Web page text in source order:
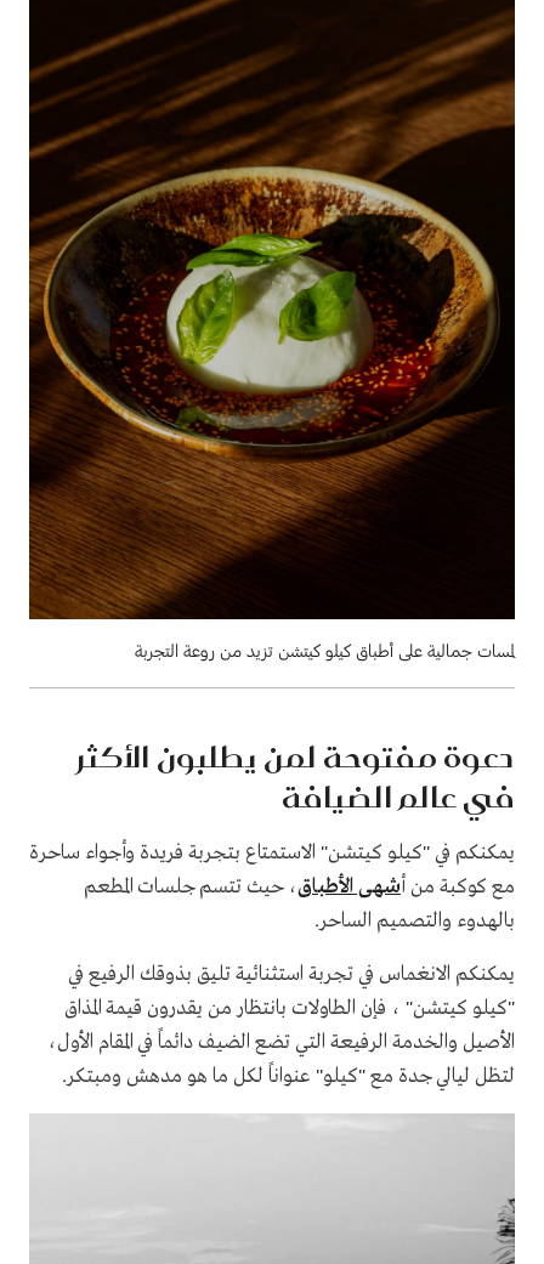
لمسات جمالية على أطباق كيلو كيتشن تزيد من روعة التجربة
دعوة مفتوحة لمن يطلبون الأكثر
في عالم الضيافة
يمكنكم في "كيلو كيتشن" الاستمتاع بتجربة فريدة وأجواء ساحرة
مع كوكبة من أشهى الأطباق، حيث تتسم جلسات المطعم
بالهدوء والتصميم الساحر.
يمكنكم الانغماس في تجربة استثنائية تليق بذوقك الرفيع في
"كيلو كيتشن" ، فإن الطاولات بانتظار من يقدرون قيمة المذاق
الأصيل والخدمة الرفيعة التي تضع الضيف دائماً في المقام الأول،
لتظل ليالي جدة مع "كيلو" عنواناً لكل ما هو مدهش ومبتكر.